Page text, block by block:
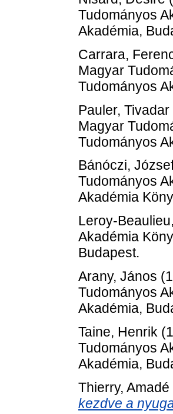
Tudományos
Akadémia,
Carrara,
Magyar
Tudományos
Pauler, Tivadar
Magyar
Tudományos
Bánóczi,
Tudományos
Akadémia
Leroy-
Akadémia
Budapest.
Arany, János
Tudományos
Akadémia,
Taine, Henrik
Tudományos
Akadémia,
Thierry, Amadé
kezdve a